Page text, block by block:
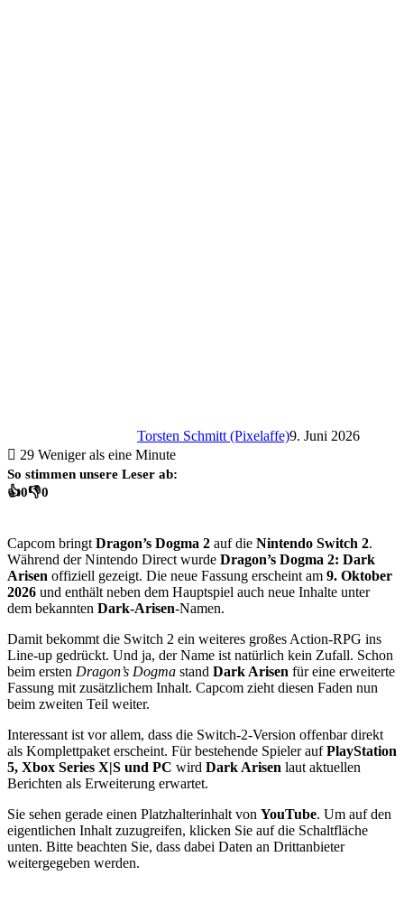
Torsten Schmitt (Pixelaffe)9. Juni 2026
29 Weniger als eine Minute
So stimmen unsere Leser ab:
👍0👎0
Capcom bringt Dragon’s Dogma 2 auf die Nintendo Switch 2.
Während der Nintendo Direct wurde Dragon’s Dogma 2: Dark
Arisen offiziell gezeigt. Die neue Fassung erscheint am 9. Oktober
2026 und enthält neben dem Hauptspiel auch neue Inhalte unter
dem bekannten Dark-Arisen-Namen.
Damit bekommt die Switch 2 ein weiteres großes Action-RPG ins
Line-up gedrückt. Und ja, der Name ist natürlich kein Zufall. Schon
beim ersten Dragon’s Dogma stand Dark Arisen für eine erweiterte
Fassung mit zusätzlichem Inhalt. Capcom zieht diesen Faden nun
beim zweiten Teil weiter.
Interessant ist vor allem, dass die Switch-2-Version offenbar direkt
als Komplettpaket erscheint. Für bestehende Spieler aufPlayStation
5, Xbox Series X|S und PC wird Dark Arisen laut aktuellen
Berichten als Erweiterung erwartet.
Sie sehen gerade einen Platzhalterinhalt von YouTube. Um auf den
eigentlichen Inhalt zuzugreifen, klicken Sie auf die Schaltfläche
unten. Bitte beachten Sie, dass dabei Daten an Drittanbieter
weitergegeben werden.